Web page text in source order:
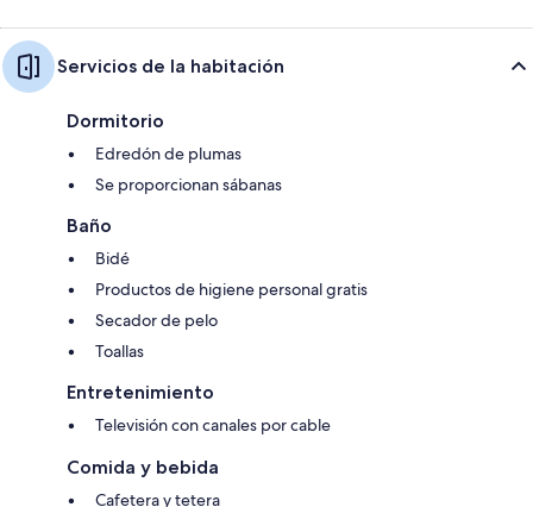
Servicios de la habitación
Dormitorio
Edredón de plumas
Se proporcionan sábanas
Baño
Bidé
Productos de higiene personal gratis
Secador de pelo
Toallas
Entretenimiento
Televisión con canales por cable
Comida y bebida
Cafetera y tetera